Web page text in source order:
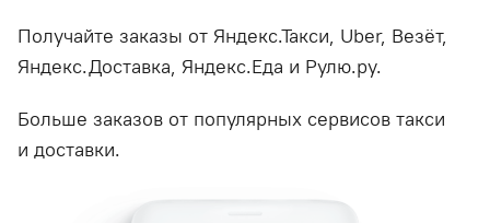
Получайте заказы от Яндекс.Такси, Uber, Везёт,
Яндекс.Доставка, Яндекс.Еда и Рулю.ру.
Больше заказов от популярных сервисов такси
и доставки.